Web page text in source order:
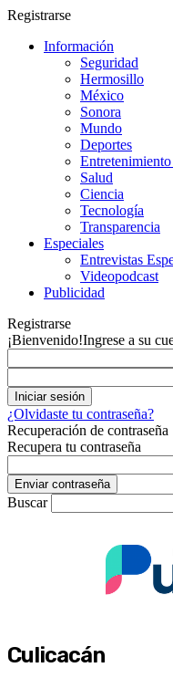
Registrarse
Información
Seguridad
Hermosillo
México
Sonora
Mundo
Deportes
Salud
Ciencia
Tecnología
Transparencia
Especiales
Entrevistas
Videopodcast
Publicidad
Registrarse
¡Bienvenido!Ingrese a su
¿Olvidaste tu contraseña?
Recuperación de contraseña
Recupera tu contraseña
Buscar
Culicacán